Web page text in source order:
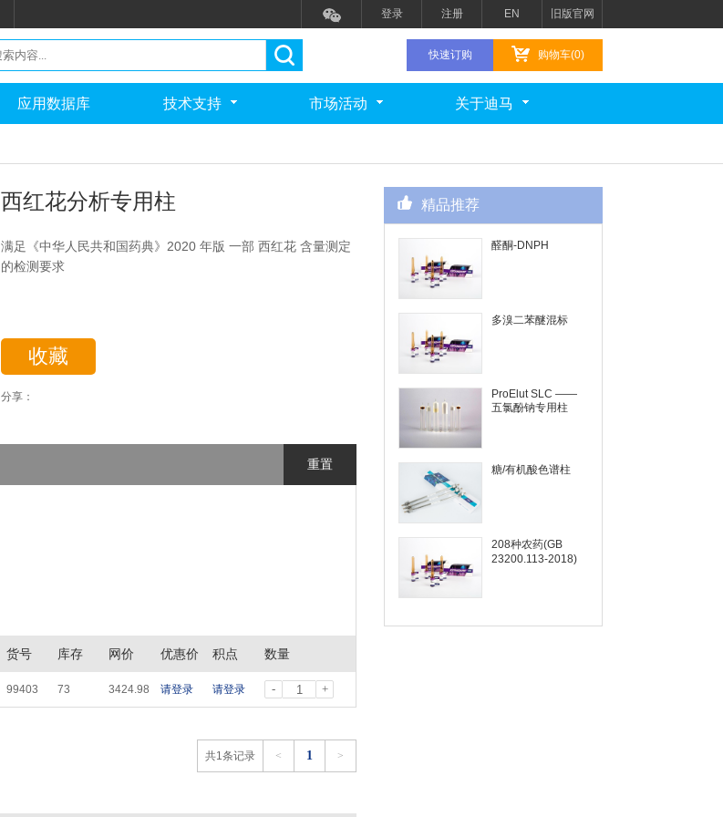
旧版官网
EN
注册
登录
快速订购 购物车(0)
应用数据库 技术支持 市场活动 关于迪马
西红花分析专用柱
满足《中华人民共和国药典》2020 年版 一部 西红花 含量测定
的检测要求
收藏
分享：
重置
货号 库存 网价 优惠价 积点 数量
99403 73 3424.98 请登录 请登录 - +
共1条记录 < 1 >
精品推荐
醛酮-DNPH
多溴二苯醚混标
ProElut SLC ——
五氯酚钠专用柱
糖/有机酸色谱柱
208种农药(GB
23200.113-2018)